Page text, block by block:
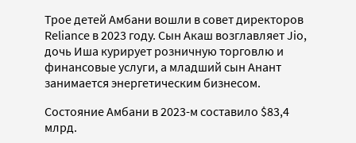
Трое детей Амбани вошли в совет директоров
Reliance в 2023 году. Сын Акаш возглавляет Jio,
дочь Иша курирует розничную торговлю и
финансовые услуги, а младший сын Анант
занимается энергетическим бизнесом.
Состояние Амбани в 2023-м составило $83,4
млрд.